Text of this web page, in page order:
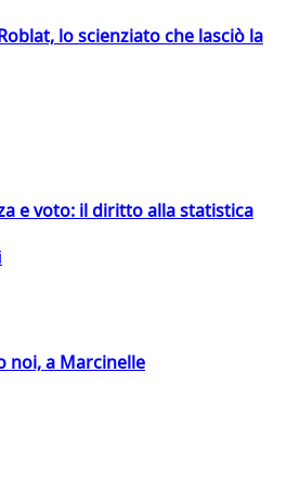
lo scienziato che lasciò la
e voto: il diritto alla statistica
noi, a Marcinelle